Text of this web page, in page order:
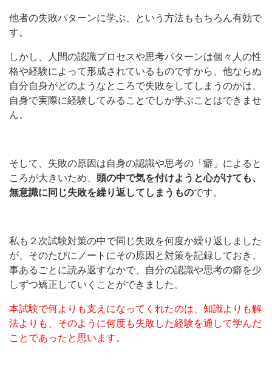
他者の失敗パターンに学ぶ、という方法ももちろん有効で
す。
しかし、人間の認識プロセスや思考パターンは個々人の性
格や経験によって形成されているものですから、他ならぬ
自分自身がどのようなところで失敗をしてしまうのかは、
自身で実際に経験してみることでしか学ぶことはできませ
ん。
そして、失敗の原因は自身の認識や思考の「癖」によると
ころが大きいため、 頭の中で気を付けようと心がけても、
無意識に同じ失敗を繰り返してしまうものです。
私も２次試験対策の中で同じ失敗を何度か繰り返しました
が、そのたびにノートにその原因と対策を記録しておき、
事あるごとに読み返すなかで、自分の認識や思考の癖を少
しずつ矯正していくことができました。
本試験で何よりも支えになってくれたのは、知識よりも解
法よりも、そのように何度も失敗した経験を通して学んだ
ことであったと思います。